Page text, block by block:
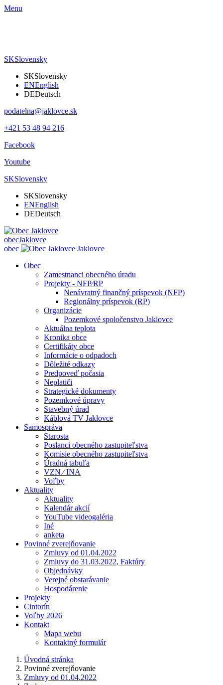
Menu
SKSlovensky
SKSlovensky
ENEnglish
DEDeutsch
podatelna@jaklovce.sk
+421 53 48 94 216
Facebook
Youtube
SKSlovensky
SKSlovensky
ENEnglish
DEDeutsch
obecJaklovce
obec
Jaklovce
Obec
Zamestnanci obecného úradu
Projekty - NFP⁄RP
Nenávratný finančný príspevok (NFP)
Regionálny príspevok (RP)
Organizácie
Pozemkové spoločenstvo Jaklovce
Aktuálna teplota
Kronika obce
Certifikáty obce
Informácie o odpadoch
Dôležité odkazy
Predpoveď počasia
Neplatiči
Strategické dokumenty
Pozemkové úpravy
Stavebný úrad
Káblová TV Jaklovce
Samospráva
Starosta
Poslanci obecného zastupiteľstva
Komisie obecného zastupiteľstva
Úradná tabuľa
VZN ⁄ INA
Voľby
Aktuality
Aktuality
Kalendár akcií
YouTube videogaléria
Iné
anketa
Povinné zverejňovanie
Zmluvy od 01.04.2022
Zmluvy do 31.03.2022, Faktúry
Objednávky
Verejné obstarávanie
Hospodárenie
Projekty
Cintorín
Voľby 2026
Kontakt
Mapa webu
Kontaktný formulár
Úvodná stránka
Povinné zverejňovanie
Zmluvy od 01.04.2022